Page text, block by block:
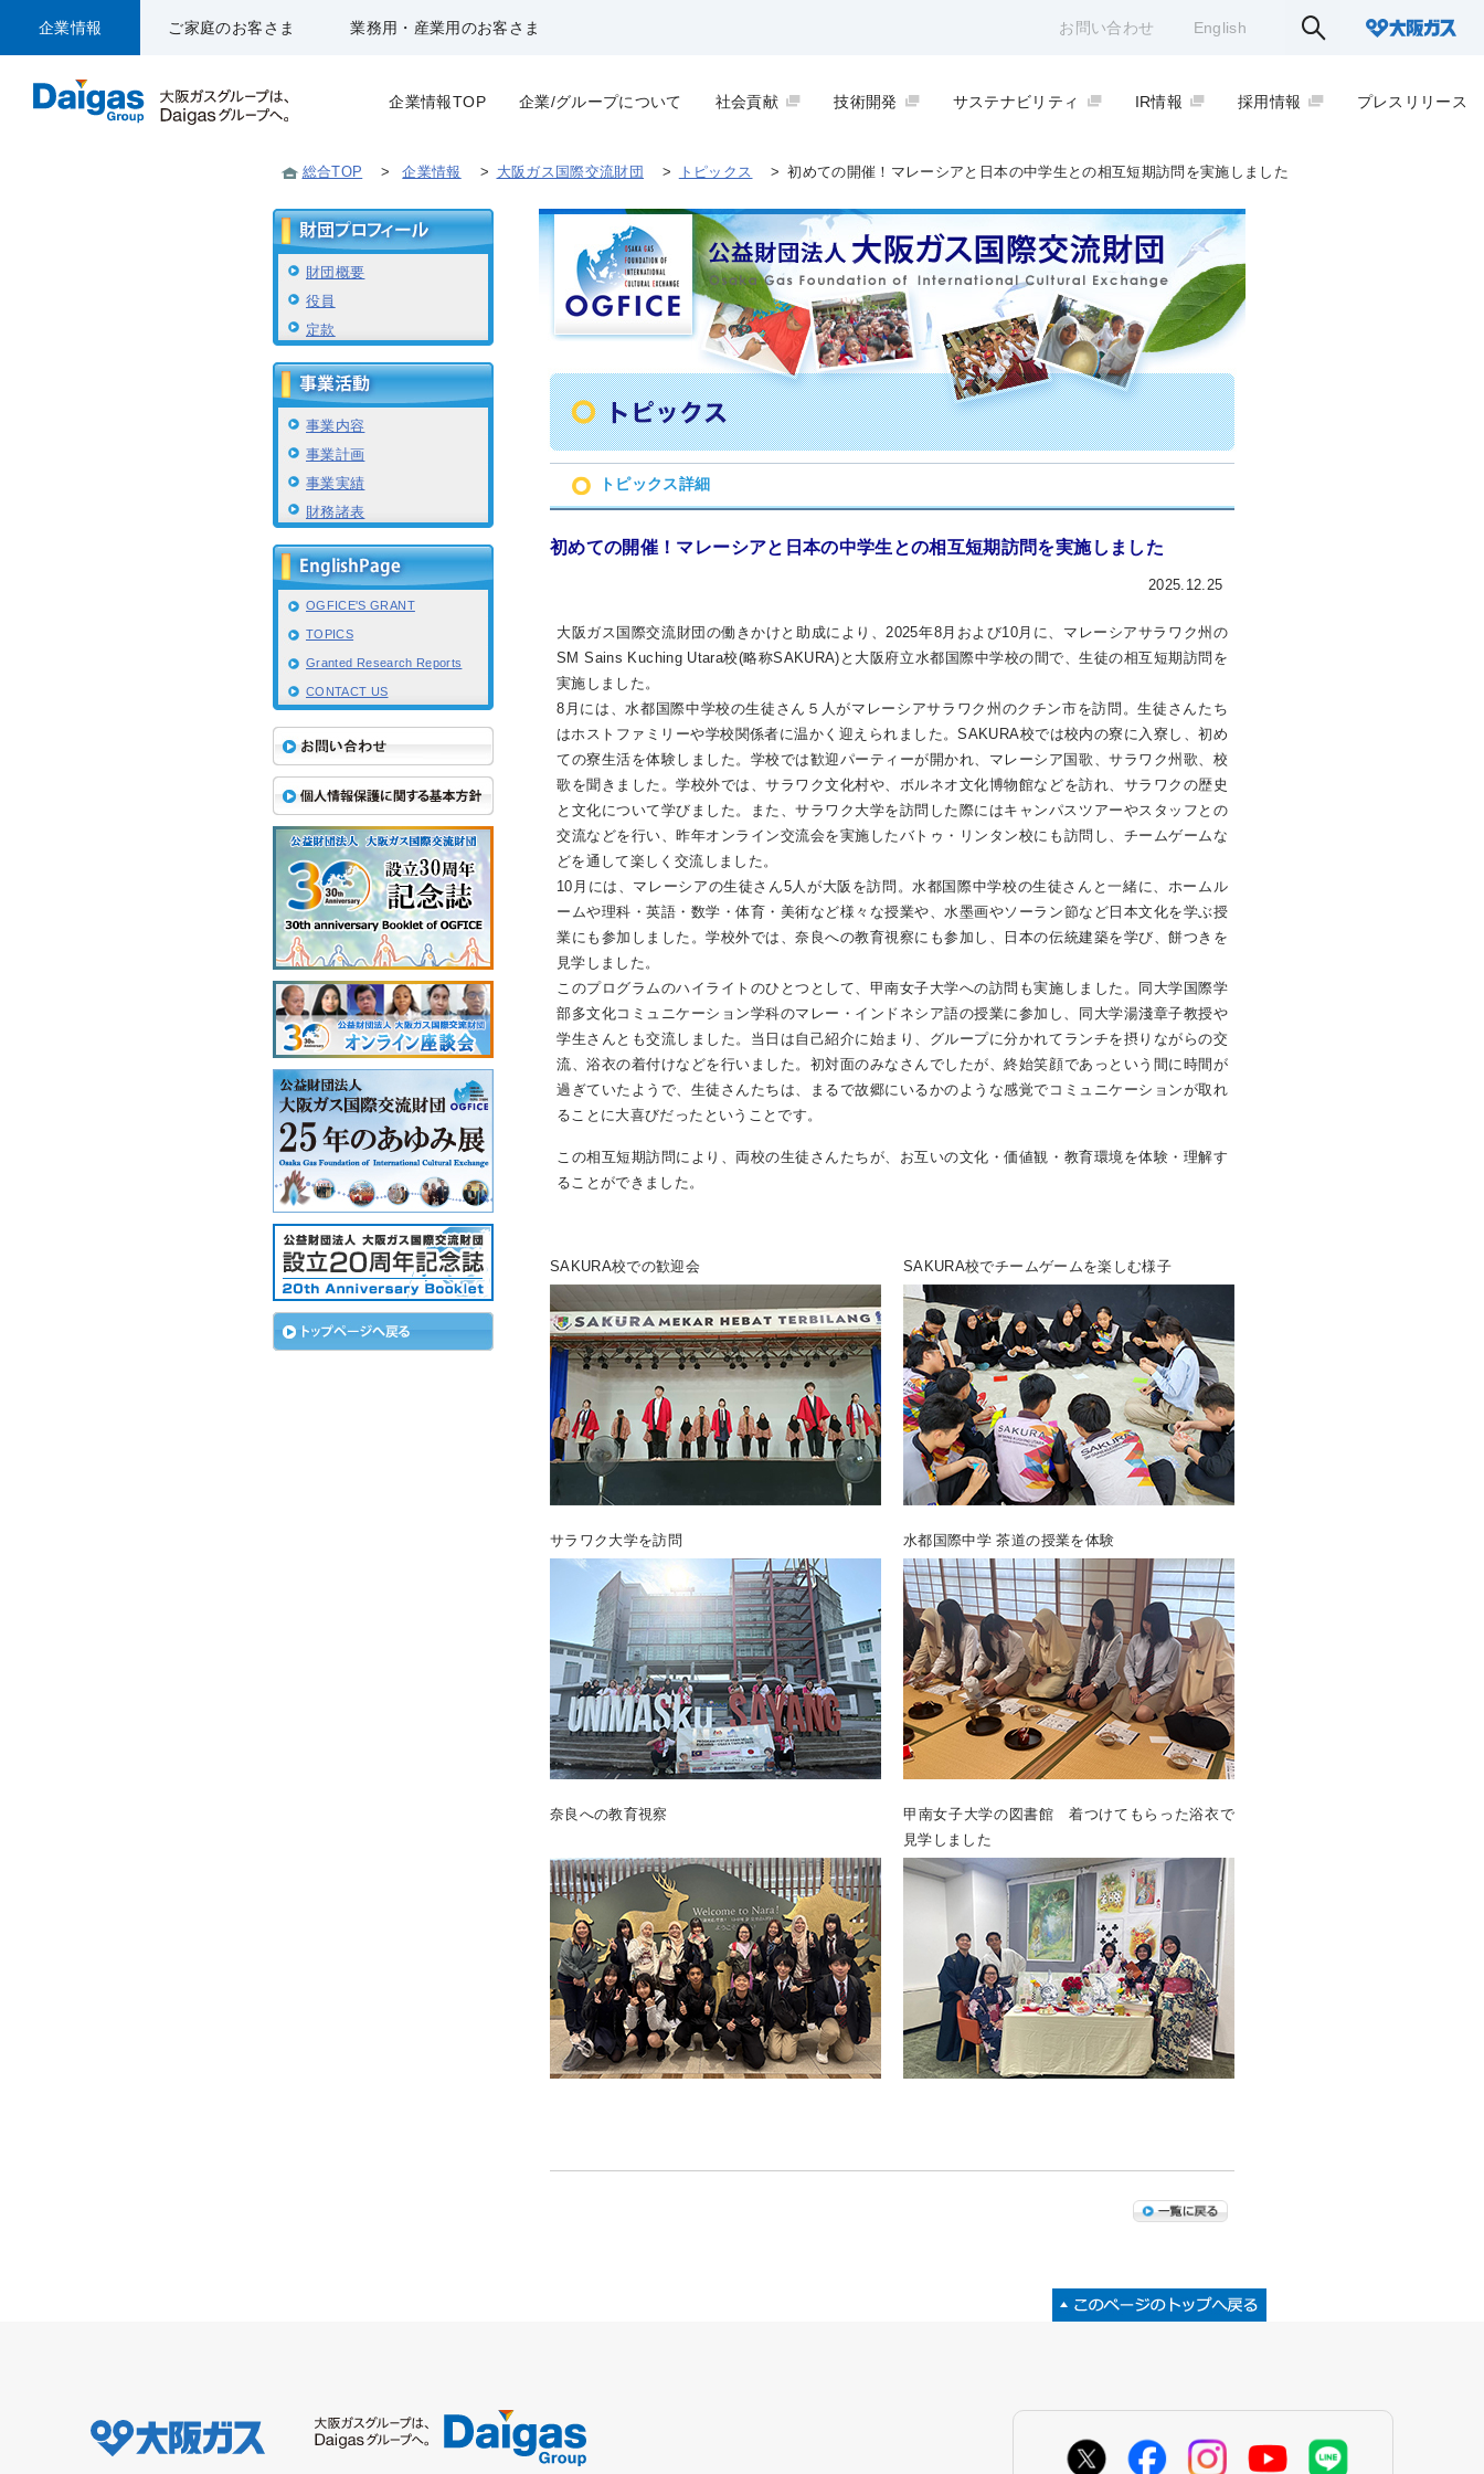
企業情報 ご家庭のお客さま 業務用・産業用のお客さま お問い合わせ English
企業情報TOP 企業/グループについて 社会貢献 技術開発 サステナビリティ IR情報 採用情報 プレスリリース
総合TOP > 企業情報 > 大阪ガス国際交流財団 > トピックス > 初めての開催！マレーシアと日本の中学生との相互短期訪問を実施しました
財団概要
役員
定款
事業内容
事業計画
事業実績
財務諸表
OGFICE'S GRANT
TOPICS
Granted Research Reports
CONTACT US
トピックス詳細
初めての開催！マレーシアと日本の中学生との相互短期訪問を実施しました
2025.12.25
大阪ガス国際交流財団の働きかけと助成により、2025年8月および10月に、マレーシアサラワク州の
SM Sains Kuching Utara校(略称SAKURA)と大阪府立水都国際中学校の間で、生徒の相互短期訪問を
実施しました。
8月には、水都国際中学校の生徒さん５人がマレーシアサラワク州のクチン市を訪問。生徒さんたち
はホストファミリーや学校関係者に温かく迎えられました。SAKURA校では校内の寮に入寮し、初め
ての寮生活を体験しました。学校では歓迎パーティーが開かれ、マレーシア国歌、サラワク州歌、校
歌を聞きました。学校外では、サラワク文化村や、ボルネオ文化博物館などを訪れ、サラワクの歴史
と文化について学びました。また、サラワク大学を訪問した際にはキャンパスツアーやスタッフとの
交流などを行い、昨年オンライン交流会を実施したバトゥ・リンタン校にも訪問し、チームゲームな
どを通して楽しく交流しました。
10月には、マレーシアの生徒さん5人が大阪を訪問。水都国際中学校の生徒さんと一緒に、ホームル
ームや理科・英語・数学・体育・美術など様々な授業や、水墨画やソーラン節など日本文化を学ぶ授
業にも参加しました。学校外では、奈良への教育視察にも参加し、日本の伝統建築を学び、餅つきを
見学しました。
このプログラムのハイライトのひとつとして、甲南女子大学への訪問も実施しました。同大学国際学
部多文化コミュニケーション学科のマレー・インドネシア語の授業に参加し、同大学湯淺章子教授や
学生さんとも交流しました。当日は自己紹介に始まり、グループに分かれてランチを摂りながらの交
流、浴衣の着付けなどを行いました。初対面のみなさんでしたが、終始笑顔であっという間に時間が
過ぎていたようで、生徒さんたちは、まるで故郷にいるかのような感覚でコミュニケーションが取れ
ることに大喜びだったということです。
この相互短期訪問により、両校の生徒さんたちが、お互いの文化・価値観・教育環境を体験・理解す
ることができました。
SAKURA校での歓迎会 SAKURA校でチームゲームを楽しむ様子
サラワク大学を訪問 水都国際中学 茶道の授業を体験
奈良への教育視察
甲南女子大学の図書館 着つけてもらった浴衣で
見学しました